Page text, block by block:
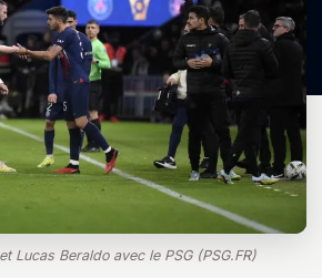
Lucas Beraldo avec le PSG (PSG.FR)